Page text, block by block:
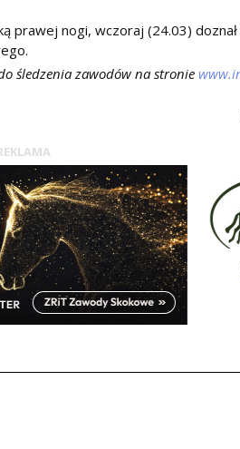
prawej nogi, wczoraj (24.03)
śledzenia zawodów na stronie